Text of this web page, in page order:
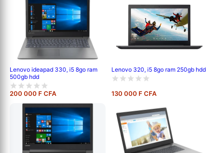
Lenovo ideapad 330, i5 8go ram
500gb hdd
200 000 F CFA
Lenovo 320, i5 8go ram 250gb hdd
130 000 F CFA